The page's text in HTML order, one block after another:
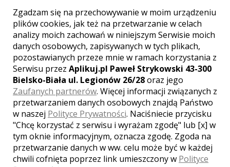
Opinie o fotografie (0)
[ brak komentarzy ]
Zgadzam się na przechowywanie w moim urządzeniu
plików cookies, jak też na przetwarzanie w celach
analizy moich zachowań w niniejszym Serwisie moich
danych osobowych, zapisywanych w tych plikach,
pozostawianych przeze mnie w ramach korzystania z
Serwisu przez Aplikuj.pl Paweł Strykowski 43-300
Bielsko-Biała ul. Legionów 26/28oraz jego
Zaufanych partnerów. Więcej informacji związanych z
przetwarzaniem danych osobowych znajdą Państwo
w naszej Polityce Prywatności. Naciśniecie przycisku
"Chcę korzystać z serwisu i wyrażam zgodę" lub [x] w
tym oknie informacyjnym, oznacza zgodę. Zgoda na
przetwarzanie danych w ww. celu może być w każdej
chwili cofnięta poprzez link umieszczony w Polityce